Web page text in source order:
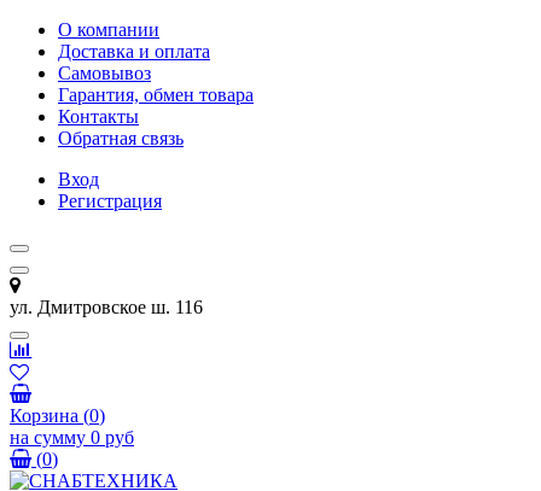
О компании
Доставка и оплата
Самовывоз
Гарантия, обмен товара
Контакты
Обратная связь
Вход
Регистрация
ул. Дмитровское ш. 116
Корзина (0)
на сумму 0 руб
(0)